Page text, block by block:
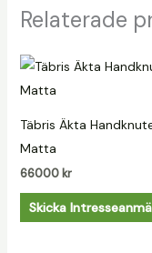
Relaterade
Täbris Äkta
Matta
66000 kr
Skicka